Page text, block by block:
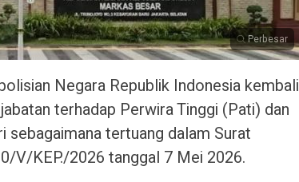
Perbesar
Negara Republik Indonesia kembali
terhadap Perwira Tinggi (Pati) dan
tertuang dalam Surat
V/KEP./2026 tanggal 7 Mei 2026.